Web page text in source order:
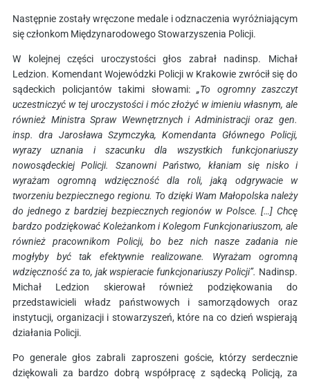
Następnie zostały wręczone medale i odznaczenia wyróżniającym
się członkom Międzynarodowego Stowarzyszenia Policji.
W kolejnej części uroczystości głos zabrał nadinsp. Michał
Ledzion. Komendant Wojewódzki Policji w Krakowie zwrócił się do
sądeckich policjantów takimi słowami: „To ogromny zaszczyt
uczestniczyć w tej uroczystości i móc złożyć w imieniu własnym, ale
również Ministra Spraw Wewnętrznych i Administracji oraz gen.
insp. dra Jarosława Szymczyka, Komendanta Głównego Policji,
wyrazy uznania i szacunku dla wszystkich funkcjonariuszy
nowosądeckiej Policji. Szanowni Państwo, kłaniam się nisko i
wyrażam ogromną wdzięczność dla roli, jaką odgrywacie w
tworzeniu bezpiecznego regionu. To dzięki Wam Małopolska należy
do jednego z bardziej bezpiecznych regionów w Polsce. […] Chcę
bardzo podziękować Koleżankom i Kolegom Funkcjonariuszom, ale
również pracownikom Policji, bo bez nich nasze zadania nie
mogłyby być tak efektywnie realizowane. Wyrażam ogromną
wdzięczność za to, jak wspieracie funkcjonariuszy Policji”. Nadinsp.
Michał Ledzion skierował również podziękowania do
przedstawicieli władz państwowych i samorządowych oraz
instytucji, organizacji i stowarzyszeń, które na co dzień wspierają
działania Policji.
Po generale głos zabrali zaproszeni goście, którzy serdecznie
dziękowali za bardzo dobrą współpracę z sądecką Policją, za